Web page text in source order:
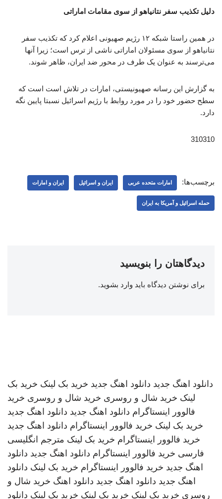
دلیل تکذیب سفر نتانیاهو از سوی مقامات اماراتی
در همین راستا شبکه ۱۲ رژیم صهیونی اعلام کرد که تکذیب سفر
نتانیاهو از سوی مسئولان اماراتی‌ ناشی از ترس است؛ زیرا آنها
می‌ترسند به عنوان یک طرف در محور ضد ایران، ظاهر شوند.
به گزارش این رسانه صهیونیستی، امارات در تلاش است است که
سطح حضور خود را در مورد روابط با رژیم اسرائیل نسبتا پایین نگه
دارد.
310310
برچسب‌ها: امارات متحده عربی ایران و اسرائیل ایران و امارات
حمله اسرائیل و آمریکا به ایران
دیدگاهتان را بنویسید
برای نوشتن دیدگاه باید وارد بشوید.
دانلود اهنگ جدید دانلود اهنگ جدید خرید بک لینک خرید بک
لینک خرید شال و روسری خرید شال و روسری خرید
فالوور اینستاگرام دانلود اهنگ جدید دانلود اهنگ جدید
خرید بک لینک خرید فالوور اینستاگرام دانلود اهنگ جدید
خرید فالوور اینستاگرام خرید بک لینک مترجم انگلیسی
فارسی خرید فالوور اینستاگرام دانلود اهنگ جدید دانلود
اهنگ جدید خرید فالوور اینستاگرام خرید بک لینک دانلود
اهنگ جدید دانلود اهنگ جدید دانلود اهنگ خرید شال و
روسری خرید بک لینک خرید بک لینک خرید بک لینک دانلود